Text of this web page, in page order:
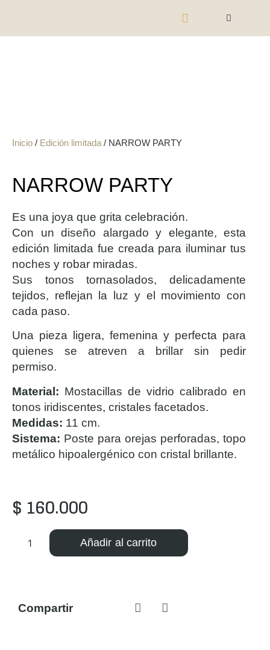
Inicio / Edición limitada / NARROW PARTY
NARROW PARTY
Es una joya que grita celebración.
Con un diseño alargado y elegante, esta
edición limitada fue creada para iluminar tus
noches y robar miradas.
Sus tonos tornasolados, delicadamente
tejidos, reflejan la luz y el movimiento con
cada paso.
Una pieza ligera, femenina y perfecta para
quienes se atreven a brillar sin pedir
permiso.
Material: Mostacillas de vidrio calibrado en
tonos iridiscentes, cristales facetados.
Medidas: 11 cm.
Sistema: Poste para orejas perforadas, topo
metálico hipoalergénico con cristal brillante.
$ 160.000
Añadir al carrito
Compartir